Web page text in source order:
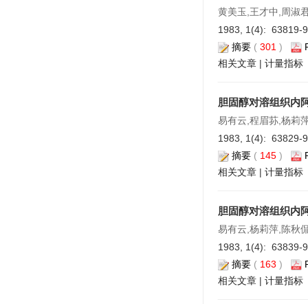
黄美玉,王才中,周淑
1983, 1(4): 63819-
摘要 ( 301 )
相关文章 | 计量指标
胆固醇对溶组织内
易有云,程眉荪,杨莉
1983, 1(4): 63829-
摘要 ( 145 )
相关文章 | 计量指标
胆固醇对溶组织内
易有云,杨莉萍,陈秋
1983, 1(4): 63839-
摘要 ( 163 )
相关文章 | 计量指标